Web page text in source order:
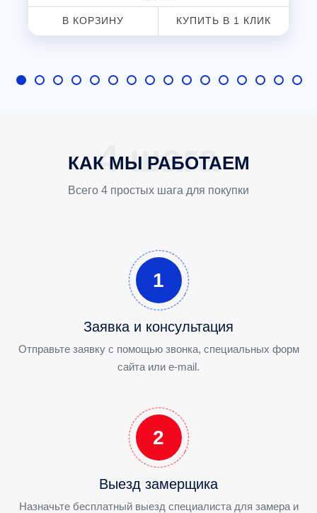
В КОРЗИНУ КУПИТЬ В 1 КЛИК
КАК МЫ РАБОТАЕМ
Всего 4 простых шага для покупки
1
Заявка и консультация
Отправьте заявку с помощью звонка, специальных форм
сайта или e-mail.
2
Выезд замерщика
Назначьте бесплатный выезд специалиста для замера и